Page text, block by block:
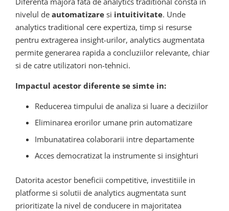
nivelul de automatizare si intuitivitate. Unde
analytics traditional cere expertiza, timp si resurse
pentru extragerea insight-urilor, analytics augmentata
permite generarea rapida a concluziilor relevante, chiar
si de catre utilizatori non-tehnici.
Impactul acestor diferente se simte in:
Reducerea timpului de analiza si luare a deciziilor
Eliminarea erorilor umane prin automatizare
Imbunatatirea colaborarii intre departamente
Acces democratizat la instrumente si insighturi
Datorita acestor beneficii competitive, investitiile in
platforme si solutii de analytics augmentata sunt
prioritizate la nivel de conducere in majoritatea